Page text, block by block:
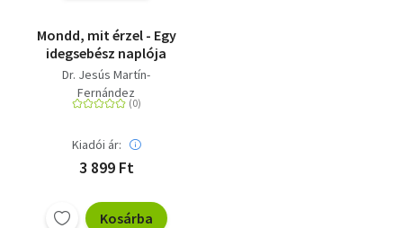
Mondd, mit érzel - Egy
idegsebész naplója
Dr. Jesús Martín-
Fernández
Kiadói ár:
3 899 Ft
Kosárba